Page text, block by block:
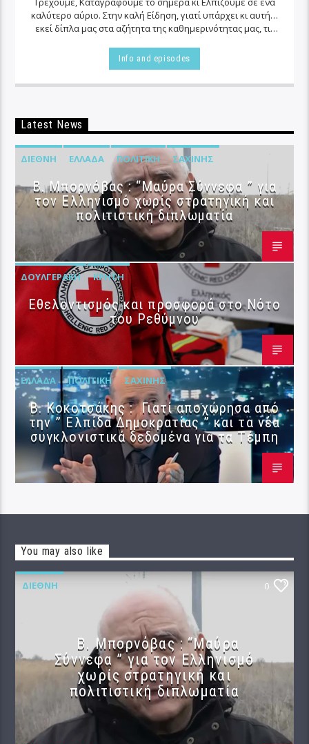
καλύτερο αύριο. Στην καλή Είδηση, γιατί υπάρχει κι αυτή…
εκεί δίπλα μας στα αζήτητα της καθημερινότητας μας, τις
Info and episodes
Latest News
ΔΙΕΘΝΉ ΕΛΛΆΔΑ ΠΟΛΙΤΙΚΉ ΣΑΧΊΝΗΣ
B. Μπορνόβας : “Μαύρα Σύννεφα ” για
τον Ελληνισμό χωρίς στρατηγική και
πολιτιστική διπλωματία
ΔΟΥΛΓΕΡΆΚΗ ΚΡΉΤΗ
Εθελοντισμός και προσφορά στο Νότο
του Ρεθύμνου
ΕΛΛΆΔΑ ΠΟΛΙΤΙΚΉ ΣΑΧΊΝΗΣ
Β. Κοκοτσάκης : Γιατί αποχώρησα από
την ” Ελπίδα Δημοκρατίας ” και τα νέα
συγκλονιστικά δεδομένα για τα Τέμπη
You may also like
ΔΙΕΘΝΉ 0
B. Μπορνόβας : “Μαύρα
Σύννεφα ” για τον Ελληνισμό
χωρίς στρατηγική και
πολιτιστική διπλωματία